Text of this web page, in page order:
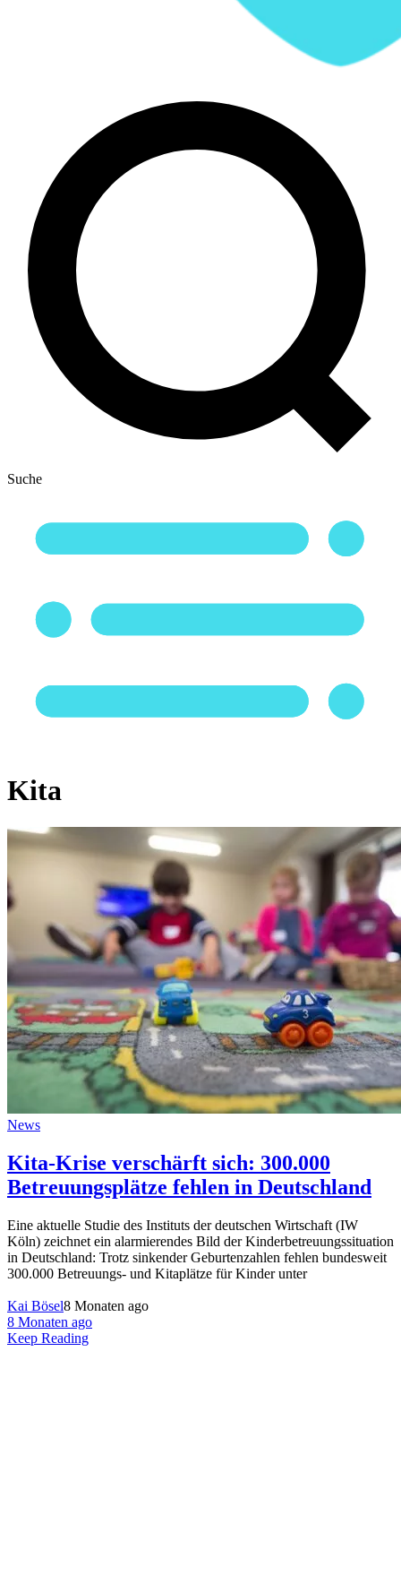
Suche
Kita
News
Kita-Krise verschärft sich: 300.000
Betreuungsplätze fehlen in Deutschland
Eine aktuelle Studie des Instituts der deutschen Wirtschaft (IW
Köln) zeichnet ein alarmierendes Bild der Kinderbetreuungssituation
in Deutschland: Trotz sinkender Geburtenzahlen fehlen bundesweit
300.000 Betreuungs- und Kitaplätze für Kinder unter
Kai Bösel8 Monaten ago
8 Monaten ago
Keep Reading